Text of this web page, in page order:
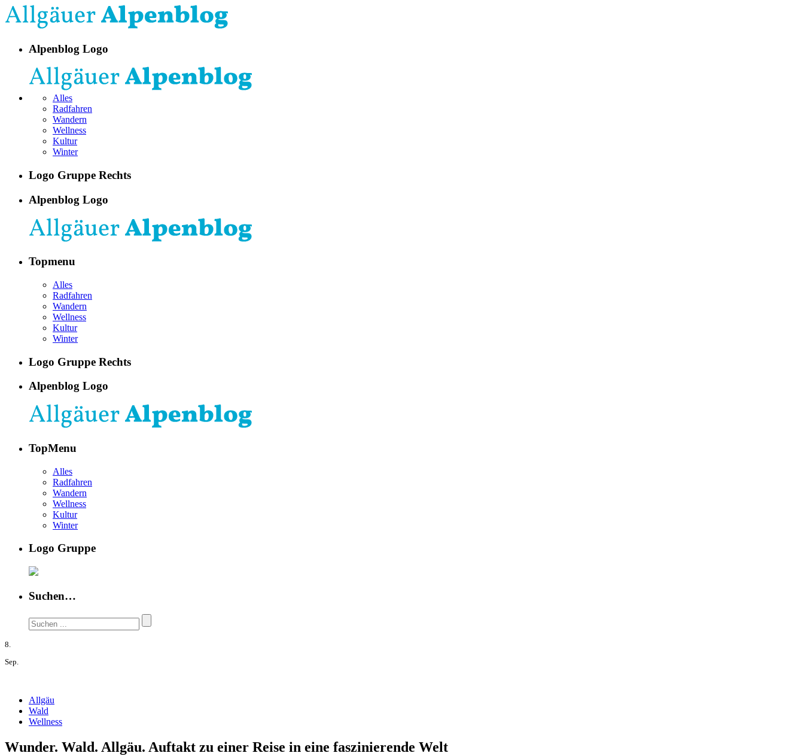
Alpenblog Logo
Alles
Radfahren
Wandern
Wellness
Kultur
Winter
Logo Gruppe Rechts
Alpenblog Logo
Topmenu
Alles
Radfahren
Wandern
Wellness
Kultur
Winter
Logo Gruppe Rechts
Alpenblog Logo
TopMenu
Alles
Radfahren
Wandern
Wellness
Kultur
Winter
Logo Gruppe
Suchen…
8.
Sep.
Allgäu
Wald
Wellness
Wunder. Wald. Allgäu. Auftakt zu einer Reise in eine faszinierende Welt